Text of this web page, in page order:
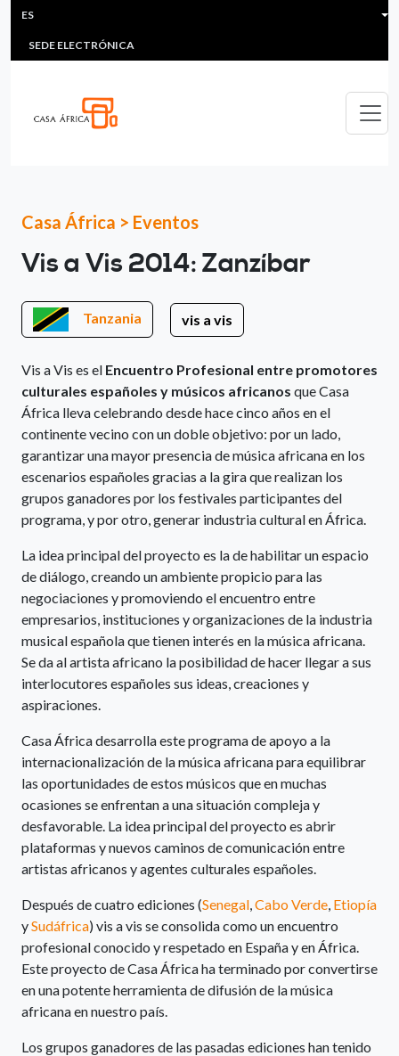
Pasar al contenido principal
HEADER MENU
MULTIMEDIA
SEDE ELECTRÓNICA
ES
Casa África > Eventos
Vis a Vis 2014: Zanzíbar
Tanzania vis a vis
Vis a Vis es el Encuentro Profesional entre promotores
culturales españoles y músicos africanos que Casa
África lleva celebrando desde hace cinco años en el
continente vecino con un doble objetivo: por un lado,
garantizar una mayor presencia de música africana en los
escenarios españoles gracias a la gira que realizan los
grupos ganadores por los festivales participantes del
programa, y por otro, generar industria cultural en África.
La idea principal del proyecto es la de habilitar un espacio
de diálogo, creando un ambiente propicio para las
negociaciones y promoviendo el encuentro entre
empresarios, instituciones y organizaciones de la industria
musical española que tienen interés en la música africana.
Se da al artista africano la posibilidad de hacer llegar a sus
interlocutores españoles sus ideas, creaciones y
aspiraciones.
Casa África desarrolla este programa de apoyo a la
internacionalización de la música africana para equilibrar
las oportunidades de estos músicos que en muchas
ocasiones se enfrentan a una situación compleja y
desfavorable. La idea principal del proyecto es abrir
plataformas y nuevos caminos de comunicación entre
artistas africanos y agentes culturales españoles.
Después de cuatro ediciones (Senegal,Cabo Verde, Etiopía
ySudáfrica) vis a vis se consolida como un encuentro
profesional conocido y respetado en España y en África.
Este proyecto de Casa África ha terminado por convertirse
en una potente herramienta de difusión de la música
africana en nuestro país.
Los grupos ganadores de las pasadas ediciones han tenido